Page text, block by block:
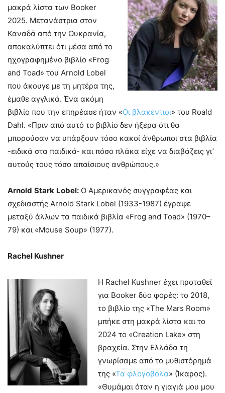
μακρά λίστα των Booker
2025. Μετανάστρια στον
Καναδά από την Ουκρανία,
αποκαλύπτει ότι μέσα από το
ηχογραφημένο βιβλίο «Frog
and Toad» του Arnold Lobel
που άκουγε με τη μητέρα της,
έμαθε αγγλικά. Ένα ακόμη
βιβλίο που την επηρέασε ήταν «Οι βλακέντιοι» του Roald
Dahl. «Πριν από αυτό το βιβλίο δεν ήξερα ότι θα
μπορούσαν να υπάρξουν τόσο κακοί άνθρωποι στα βιβλία
-ειδικά στα παιδικά- και πόσο πλάκα είχε να διαβάζεις γι’
αυτούς τους τόσο απαίσιους ανθρώπους.»
Arnold Stark Lobel: Ο Αμερικανός συγγραφέας και
σχεδιαστής Arnold Stark Lobel (1933-1987) έγραψε
μεταξύ άλλων τα παιδικά βιβλία «Frog and Toad» (1970–
79) και «Mouse Soup» (1977).
Rachel Kushner
Η Rachel Kushner έχει προταθεί
για Booker δύο φορές: το 2018,
το βιβλίο της «The Mars Room»
μπήκε στη μακρά λίστα και το
2024 το «Creation Lake» στη
βραχεία. Στην Ελλάδα τη
γνωρίσαμε από το μυθιστόρημά
της «Τα φλογοβόλα» (Ίκαρος).
«Θυμάμαι όταν η γιαγιά μου μου